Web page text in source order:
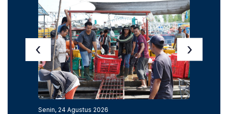
Senin, 24 Agustus 2026
‹ ›